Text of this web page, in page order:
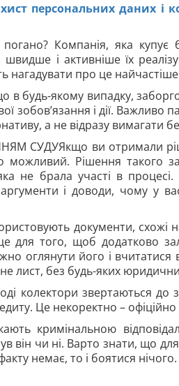
персональних даних і
Компанія, яка купує
швидше і активніше їх
нагадувати про це
в будь-якому випадку,
зобов’язання і дії. Важливо
а не відразу вимагати
СУДУЯкщо ви отримали
можливий. Рішення такого
не брала участі в
і доводи, чому у
документи, схожі
для того, щоб додатково
оглянути його і
лист, без будь-яких
колектори звертаються до
Це некоректно –
кримінальною
він чи ні. Варто знати, що
немає, то і боятися нічого.